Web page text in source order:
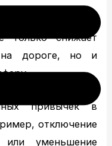
снижает
на дороге, но и
привычек в
отключение
или уменьшение